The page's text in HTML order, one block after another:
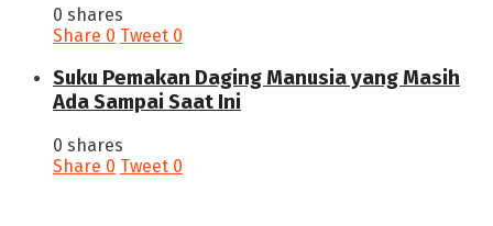
0 shares
Share 0 Tweet 0
‎Suku Pemakan Daging Manusia yang Masih
Ada Sampai Saat Ini
0 shares
Share 0 Tweet 0